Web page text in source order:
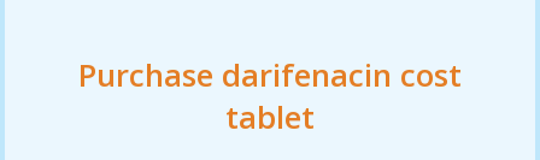
Purchase darifenacin cost
tablet